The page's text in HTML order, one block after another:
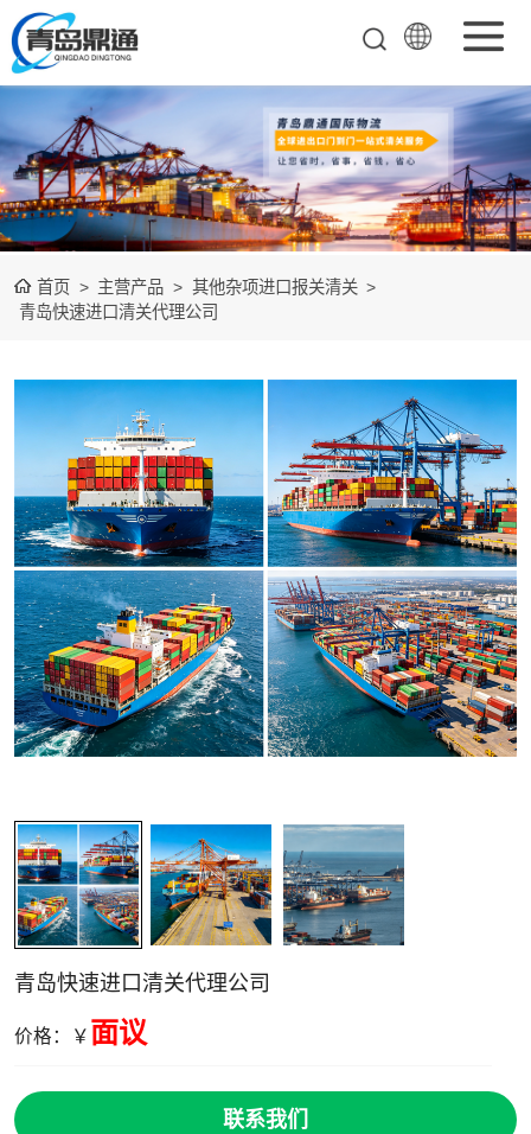
首页 > 主营产品 > 其他杂项进口报关清关 >
青岛快速进口清关代理公司
青岛快速进口清关代理公司
价格：￥ 面议
联系我们
矿产品进口报关
清关
农副产品进口报
关清关
水产冻品进口报
关
化妆品进口报关
食品进口报关
其他杂项进口报
关清关